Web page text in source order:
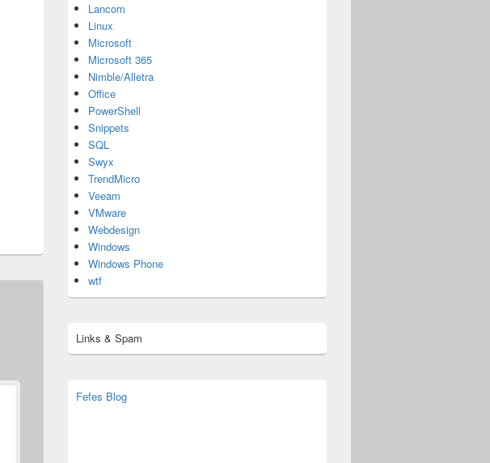
Lancom
Linux
Microsoft
Microsoft 365
Nimble/Alletra
Office
PowerShell
Snippets
SQL
Swyx
TrendMicro
Veeam
VMware
Webdesign
Windows
Windows Phone
wtf
Links & Spam
Fefes Blog